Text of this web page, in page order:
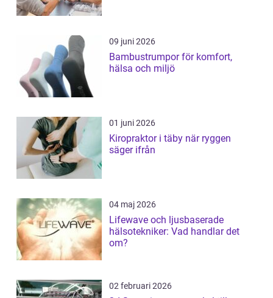
09 juni 2026
Bambustrumpor för komfort,
hälsa och miljö
01 juni 2026
Kiropraktor i täby när ryggen
säger ifrån
04 maj 2026
Lifewave och ljusbaserade
hälsotekniker: Vad handlar det
om?
02 februari 2026